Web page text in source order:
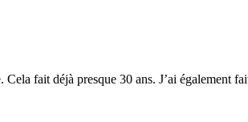
fait déjà presque 30 ans. J’ai également